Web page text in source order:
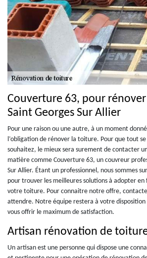
Couverture 63, pour
Saint Georges Sur Allier
Pour une raison ou une autre, à un moment
l’obligation de rénover la toiture. Pour que tout
souhaitez, le mieux sera surement de contacter
matière comme Couverture 63, un couvreur
Sur Allier. Étant un professionnel, nous sommes
pour trouver les meilleures solutions à adopter
votre toiture. Pour connaitre notre offre,
attendre. Notre équipe restera à votre
vous offrir le maximum de satisfaction.
Artisan rénovation de
Un artisan est une personne qui dispose une